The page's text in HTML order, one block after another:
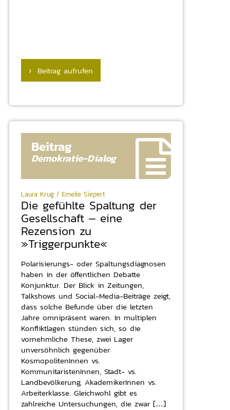
› Beitrag aufrufen
Beitrag
Demokratie-Dialog
Laura Krug / Emelie Siepert
Die gefühlte Spaltung der
Gesellschaft – eine
Rezension zu
»Triggerpunkte«
Polarisierungs- oder Spaltungsdiagnosen
haben in der öffentlichen Debatte
Konjunktur. Der Blick in Zeitungen,
Talkshows und Social-Media-Beiträge zeigt,
dass solche Befunde über die letzten
Jahre omnipräsent waren. In multiplen
Konfliktlagen stünden sich, so die
vornehmliche These, zwei Lager
unversöhnlich gegenüber:
KosmopolitenInnen vs.
KommunitaristenInnen, Stadt- vs.
Landbevölkerung, AkademikerInnen vs.
Arbeiterklasse. Gleichwohl gibt es
zahlreiche Untersuchungen, die zwar […]